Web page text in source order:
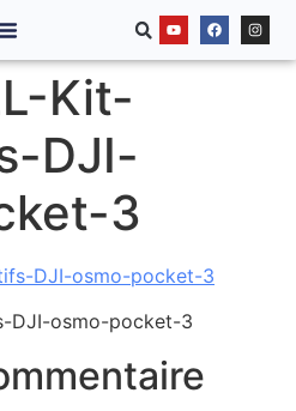
Kit-
DJI-
3
DJI-osmo-pocket-3